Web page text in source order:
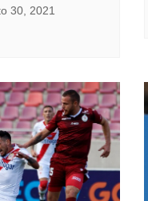
30, 2021